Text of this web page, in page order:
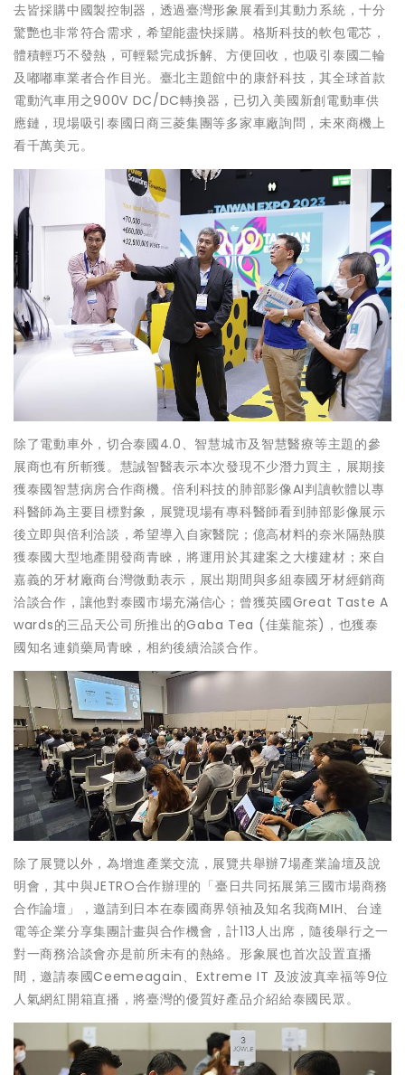
去皆採購中國製控制器，透過臺灣形象展看到其動力系統，十分
驚艷也非常符合需求，希望能盡快採購。格斯科技的軟包電芯，
體積輕巧不發熱，可輕鬆完成拆解、方便回收，也吸引泰國二輪
及嘟嘟車業者合作目光。臺北主題館中的康舒科技，其全球首款
電動汽車用之900V DC/DC轉換器，已切入美國新創電動車供
應鏈，現場吸引泰國日商三菱集團等多家車廠詢問，未來商機上
看千萬美元。
除了電動車外，切合泰國4.0、智慧城市及智慧醫療等主題的參
展商也有所斬獲。慧誠智醫表示本次發現不少潛力買主，展期接
獲泰國智慧病房合作商機。倍利科技的肺部影像AI判讀軟體以專
科醫師為主要目標對象，展覽現場有專科醫師看到肺部影像展示
後立即與倍利洽談，希望導入自家醫院；億高材料的奈米隔熱膜
獲泰國大型地產開發商青睞，將運用於其建案之大樓建材；來自
嘉義的牙材廠商台灣微動表示，展出期間與多組泰國牙材經銷商
洽談合作，讓他對泰國市場充滿信心；曾獲英國Great Taste A
wards的三品天公司所推出的Gaba Tea (佳葉龍茶)，也獲泰
國知名連鎖藥局青睞，相約後續洽談合作。
除了展覽以外，為增進產業交流，展覽共舉辦7場產業論壇及說
明會，其中與JETRO合作辦理的「臺日共同拓展第三國市場商務
合作論壇」，邀請到日本在泰國商界領袖及知名我商MIH、台達
電等企業分享集團計畫與合作機會，計113人出席，隨後舉行之一
對一商務洽談會亦是前所未有的熱絡。形象展也首次設置直播
間，邀請泰國Ceemeagain、Extreme IT 及波波真幸福等9位
人氣網紅開箱直播，將臺灣的優質好產品介紹給泰國民眾。